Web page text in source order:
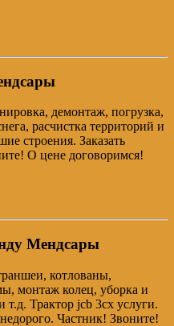
демонтаж, погрузка,
расчистка территорий и
строения. Заказать
О цене договоримся!
Мендсары
котлованы,
монтаж колец, уборка и
т.д. Трактор jcb 3cx услуги.
Частник! Звоните!